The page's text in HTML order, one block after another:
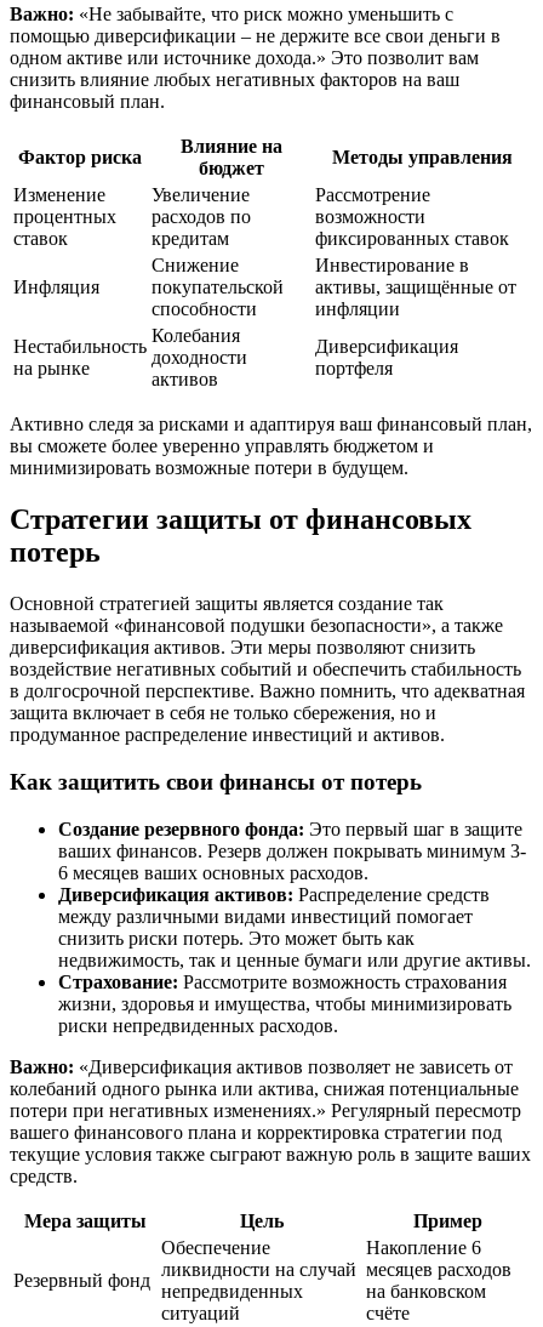
Важно: «Не забывайте, что риск можно уменьшить с
помощью диверсификации – не держите все свои деньги в
одном активе или источнике дохода.» Это позволит вам
снизить влияние любых негативных факторов на ваш
финансовый план.
Фактор риска
Влияние на
бюджет
Методы управления
Изменение
процентных
ставок
Увеличение
расходов по
кредитам
Рассмотрение
возможности
фиксированных ставок
Инфляция
Снижение
покупательской
способности
Инвестирование в
активы, защищённые от
инфляции
Нестабильность
на рынке
Колебания
доходности
активов
Диверсификация
портфеля
Активно следя за рисками и адаптируя ваш финансовый план,
вы сможете более уверенно управлять бюджетом и
минимизировать возможные потери в будущем.
Стратегии защиты от финансовых
потерь
Основной стратегией защиты является создание так
называемой «финансовой подушки безопасности», а также
диверсификация активов. Эти меры позволяют снизить
воздействие негативных событий и обеспечить стабильность
в долгосрочной перспективе. Важно помнить, что адекватная
защита включает в себя не только сбережения, но и
продуманное распределение инвестиций и активов.
Как защитить свои финансы от потерь
Создание резервного фонда: Это первый шаг в защите
ваших финансов. Резерв должен покрывать минимум 3-
6 месяцев ваших основных расходов.
Диверсификация активов: Распределение средств
между различными видами инвестиций помогает
снизить риски потерь. Это может быть как
недвижимость, так и ценные бумаги или другие активы.
Страхование: Рассмотрите возможность страхования
жизни, здоровья и имущества, чтобы минимизировать
риски непредвиденных расходов.
Важно: «Диверсификация активов позволяет не зависеть от
колебаний одного рынка или актива, снижая потенциальные
потери при негативных изменениях.» Регулярный пересмотр
вашего финансового плана и корректировка стратегии под
текущие условия также сыграют важную роль в защите ваших
средств.
Мера защиты Цель Пример
Резервный фонд
Обеспечение
ликвидности на случай
непредвиденных
ситуаций
Накопление 6
месяцев расходов
на банковском
счёте